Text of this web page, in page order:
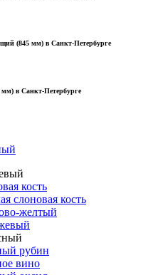
(845 мм) в Санкт-Петербурге
в Санкт-Петербурге
кость
слоновая кость
желтый
рубин
вино